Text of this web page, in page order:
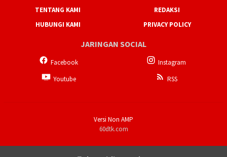
TENTANG KAMI
REDAKSI
HUBUNGI KAMI
PRIVACY POLICY
JARINGAN SOCIAL
Facebook
Instagram
Youtube
RSS
Versi Non AMP
60dtk.com